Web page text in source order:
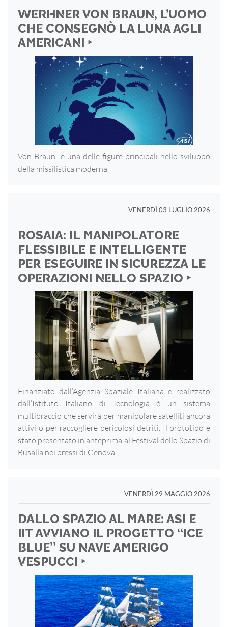
WERHNER VON BRAUN, L’UOMO
CHE CONSEGNÒ LA LUNA AGLI
AMERICANI ‣
Von Braun è una delle figure principali nello sviluppo
della missilistica moderna
VENERDÌ 03 LUGLIO 2026
ROSAIA: IL MANIPOLATORE
FLESSIBILE E INTELLIGENTE
PER ESEGUIRE IN SICUREZZA LE
OPERAZIONI NELLO SPAZIO ‣
Finanziato dall’Agenzia Spaziale Italiana e realizzato
dall’Istituto Italiano di Tecnologia è un sistema
multibraccio che servirà per manipolare satelliti ancora
attivi o per raccogliere pericolosi detriti. Il prototipo è
stato presentato in anteprima al Festival dello Spazio di
Busalla nei pressi di Genova
VENERDÌ 29 MAGGIO 2026
DALLO SPAZIO AL MARE: ASI E
IIT AVVIANO IL PROGETTO “ICE
BLUE” SU NAVE AMERIGO
VESPUCCI ‣